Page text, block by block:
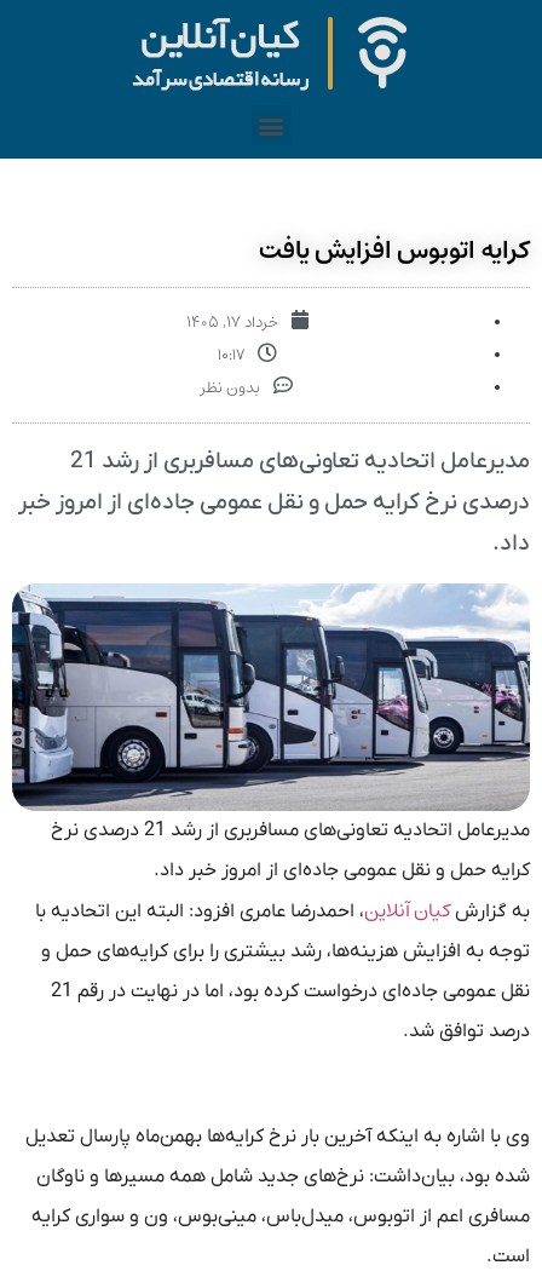
کرایه اتوبوس افزایش یافت
خرداد ۱۷, ۱۴۰۵
۱۰:۱۷
بدون نظر
مدیرعامل اتحادیه تعاونی‌های مسافربری از رشد 21
درصدی نرخ کرایه حمل و نقل عمومی جاده‌ای از امروز خبر
داد.
مدیرعامل اتحادیه تعاونی‌های مسافربری از رشد 21 درصدی نرخ
کرایه حمل و نقل عمومی جاده‌ای از امروز خبر داد.
به گزارشکیان آنلاین، احمدرضا عامری افزود: البته این اتحادیه با
توجه به افزایش هزینه‌ها، رشد بیشتری را برای کرایه‌های حمل و
نقل عمومی جاده‌ای درخواست کرده بود، اما در نهایت در رقم 21
درصد توافق شد.
وی با اشاره به اینکه آخرین بار نرخ کرایه‌ها بهمن‌ماه پارسال تعدیل
شده بود، بیان‌داشت: نرخ‌های جدید شامل همه مسیرها و ناوگان
مسافری اعم از اتوبوس، میدل‌باس، مینی‌بوس، ون و سواری کرایه
است.